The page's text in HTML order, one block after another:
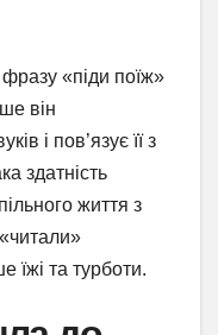
«піди поїж»
він
і пов’язує її з
здатність
життя з
їжі та турботи.